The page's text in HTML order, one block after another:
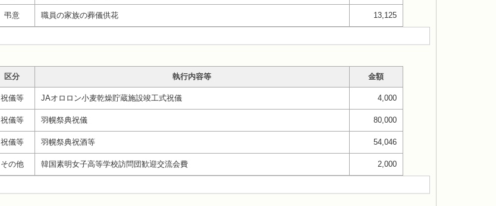
弔意 職員の家族の葬儀供花 13,125
区分 執行内容等 金額
祝儀等 JAオロロン小麦乾燥貯蔵施設竣工式祝儀 4,000
祝儀等 羽幌祭典祝儀 80,000
祝儀等 羽幌祭典祝酒等 54,046
その他 韓国素明女子高等学校訪問団歓迎交流会費 2,000